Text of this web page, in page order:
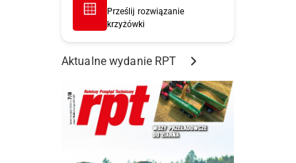
Prześlij rozwiązanie
krzyżówki
Aktualne wydanie RPT